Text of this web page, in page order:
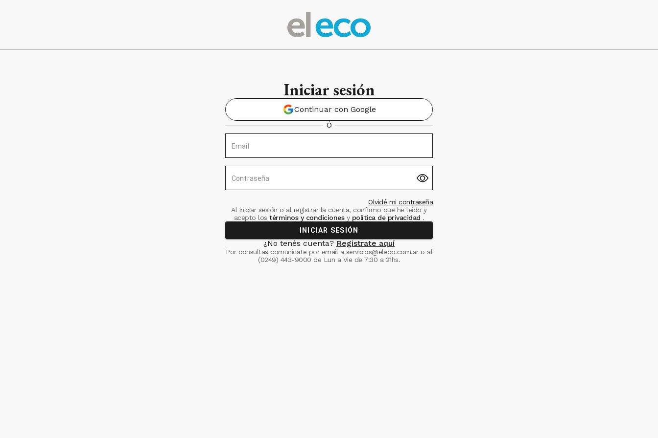
Iniciar sesión
Continuar con Google
Ó
Email
Contraseña
Olvidé mi contraseña
Al iniciar sesión o al registrar la cuenta, confirmo que he leído y
acepto los términos y condiciones ypolítica de privacidad .
INICIAR SESIÓN
¿No tenés cuenta? Registrate aquí
Por consultas comunicate por email a servicios@eleco.com.aro al
(0249) 443-9000 de Lun a Vie de 7:30 a 21hs.